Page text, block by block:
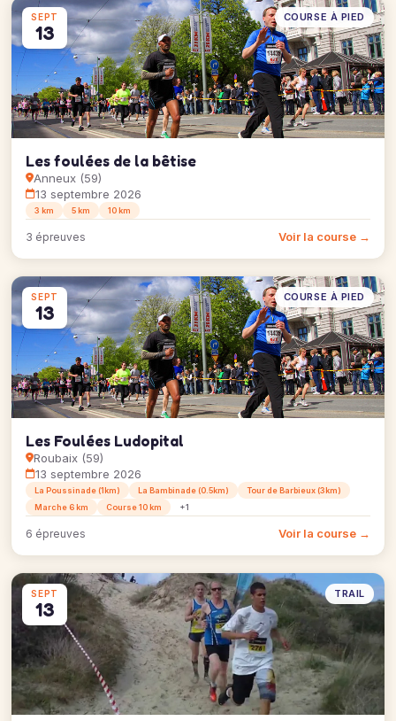
SEPT
13
COURSE À PIED
Les foulées de la bêtise
Anneux (59)
13 septembre 2026
3 km 5 km 10 km
3 épreuves Voir la course →
SEPT
13
COURSE À PIED
Les Foulées Ludopital
Roubaix (59)
13 septembre 2026
La Poussinade (1km) La Bambinade (0.5km)
Tour de Barbieux (3km)
Marche 6 km
Course 10 km +1
6 épreuves Voir la course →
SEPT
13
TRAIL